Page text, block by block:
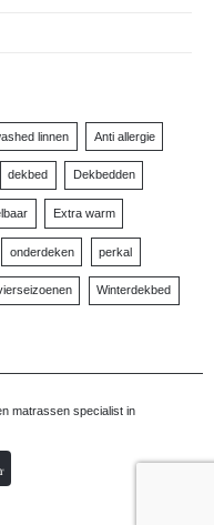
linnen Anti allergie
dekbed Dekbedden
Extra warm
onderdeken perkal
Winterdekbed
matrassen specialist in